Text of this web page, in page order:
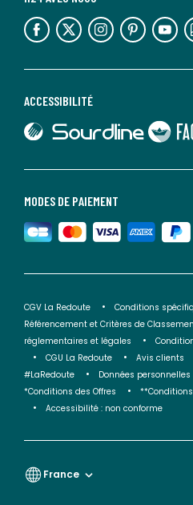
MODES DE PAIEMENT
ACCESSIBILITÉ
lien vers Sourdline
lien vers Faciliti
lien vers l'espace réseaux sociaux lien vers l'espace réseaux sociaux lien vers l'espace réseaux sociaux lien vers l'espace réseaux sociaux lien vers l'espace réseaux sociaux
CGV La Redoute
Conditions
Référencement et Critères de
réglementaires et légales
CGU La Redoute
Avis clients
#LaRedoute
Données personnelles
*Conditions des Offres
Accessibilité : non conforme
France